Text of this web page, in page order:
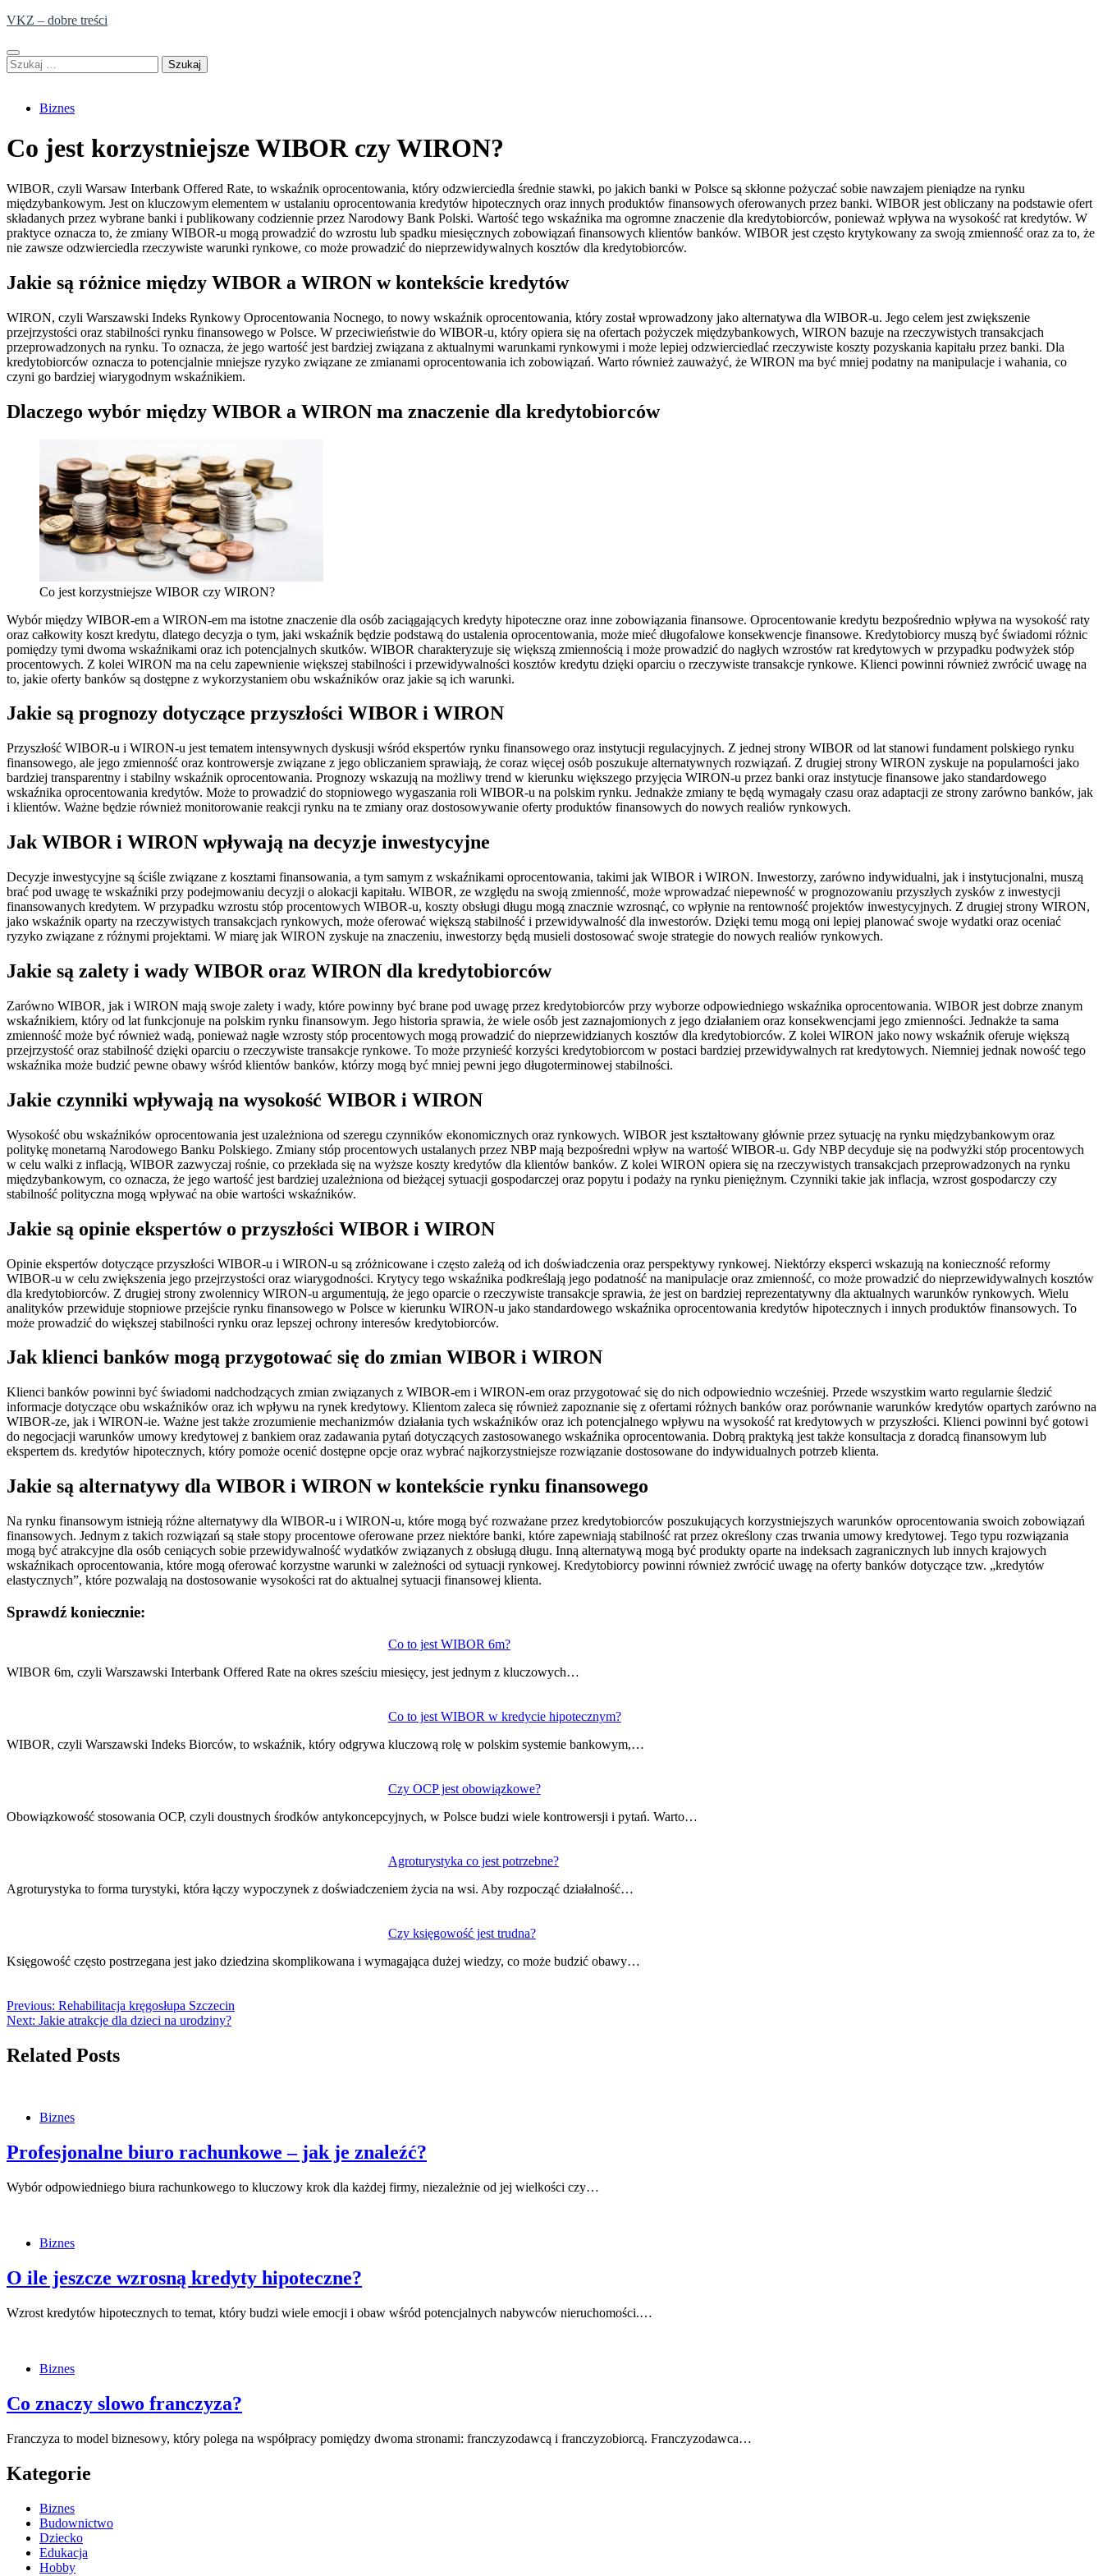
Skip
content
VKZ – dobre treści
Szukaj:
Biznes
Co jest korzystniejsze WIBOR czy WIRON?
WIBOR, czyli Warsaw Interbank Offered Rate, to wskaźnik oprocentowania, który odzwierciedla średnie stawki, po jakich banki w Polsce są skłonne pożyczać sobie nawzajem pieniądze na rynku
międzybankowym. Jest on kluczowym elementem w ustalaniu oprocentowania kredytów hipotecznych oraz innych produktów finansowych oferowanych przez banki. WIBOR jest obliczany na podstawie ofert
składanych przez wybrane banki i publikowany codziennie przez Narodowy Bank Polski. Wartość tego wskaźnika ma ogromne znaczenie dla kredytobiorców, ponieważ wpływa na wysokość rat kredytów. W
praktyce oznacza to, że zmiany WIBOR-u mogą prowadzić do wzrostu lub spadku miesięcznych zobowiązań finansowych klientów banków. WIBOR jest często krytykowany za swoją zmienność oraz za to, że
nie zawsze odzwierciedla rzeczywiste warunki rynkowe, co może prowadzić do nieprzewidywalnych kosztów dla kredytobiorców.
Jakie są różnice między WIBOR a WIRON w kontekście kredytów
WIRON, czyli Warszawski Indeks Rynkowy Oprocentowania Nocnego, to nowy wskaźnik oprocentowania, który został wprowadzony jako alternatywa dla WIBOR-u. Jego celem jest zwiększenie
przejrzystości oraz stabilności rynku finansowego w Polsce. W przeciwieństwie do WIBOR-u, który opiera się na ofertach pożyczek międzybankowych, WIRON bazuje na rzeczywistych transakcjach
przeprowadzonych na rynku. To oznacza, że jego wartość jest bardziej związana z aktualnymi warunkami rynkowymi i może lepiej odzwierciedlać rzeczywiste koszty pozyskania kapitału przez banki. Dla
kredytobiorców oznacza to potencjalnie mniejsze ryzyko związane ze zmianami oprocentowania ich zobowiązań. Warto również zauważyć, że WIRON ma być mniej podatny na manipulacje i wahania, co
czyni go bardziej wiarygodnym wskaźnikiem.
Dlaczego wybór między WIBOR a WIRON ma znaczenie dla kredytobiorców
Co jest korzystniejsze WIBOR czy WIRON?
Wybór między WIBOR-em a WIRON-em ma istotne znaczenie dla osób zaciągających kredyty hipoteczne oraz inne zobowiązania finansowe. Oprocentowanie kredytu bezpośrednio wpływa na wysokość raty
oraz całkowity koszt kredytu, dlatego decyzja o tym, jaki wskaźnik będzie podstawą do ustalenia oprocentowania, może mieć długofalowe konsekwencje finansowe. Kredytobiorcy muszą być świadomi różnic
pomiędzy tymi dwoma wskaźnikami oraz ich potencjalnych skutków. WIBOR charakteryzuje się większą zmiennością i może prowadzić do nagłych wzrostów rat kredytowych w przypadku podwyżek stóp
procentowych. Z kolei WIRON ma na celu zapewnienie większej stabilności i przewidywalności kosztów kredytu dzięki oparciu o rzeczywiste transakcje rynkowe. Klienci powinni również zwrócić uwagę na
to, jakie oferty banków są dostępne z wykorzystaniem obu wskaźników oraz jakie są ich warunki.
Jakie są prognozy dotyczące przyszłości WIBOR i WIRON
Przyszłość WIBOR-u i WIRON-u jest tematem intensywnych dyskusji wśród ekspertów rynku finansowego oraz instytucji regulacyjnych. Z jednej strony WIBOR od lat stanowi fundament polskiego rynku
finansowego, ale jego zmienność oraz kontrowersje związane z jego obliczaniem sprawiają, że coraz więcej osób poszukuje alternatywnych rozwiązań. Z drugiej strony WIRON zyskuje na popularności jako
bardziej transparentny i stabilny wskaźnik oprocentowania. Prognozy wskazują na możliwy trend w kierunku większego przyjęcia WIRON-u przez banki oraz instytucje finansowe jako standardowego
wskaźnika oprocentowania kredytów. Może to prowadzić do stopniowego wygaszania roli WIBOR-u na polskim rynku. Jednakże zmiany te będą wymagały czasu oraz adaptacji ze strony zarówno banków, jak
i klientów. Ważne będzie również monitorowanie reakcji rynku na te zmiany oraz dostosowywanie oferty produktów finansowych do nowych realiów rynkowych.
Jak WIBOR i WIRON wpływają na decyzje inwestycyjne
Decyzje inwestycyjne są ściśle związane z kosztami finansowania, a tym samym z wskaźnikami oprocentowania, takimi jak WIBOR i WIRON. Inwestorzy, zarówno indywidualni, jak i instytucjonalni, muszą
brać pod uwagę te wskaźniki przy podejmowaniu decyzji o alokacji kapitału. WIBOR, ze względu na swoją zmienność, może wprowadzać niepewność w prognozowaniu przyszłych zysków z inwestycji
finansowanych kredytem. W przypadku wzrostu stóp procentowych WIBOR-u, koszty obsługi długu mogą znacznie wzrosnąć, co wpłynie na rentowność projektów inwestycyjnych. Z drugiej strony WIRON,
jako wskaźnik oparty na rzeczywistych transakcjach rynkowych, może oferować większą stabilność i przewidywalność dla inwestorów. Dzięki temu mogą oni lepiej planować swoje wydatki oraz oceniać
ryzyko związane z różnymi projektami. W miarę jak WIRON zyskuje na znaczeniu, inwestorzy będą musieli dostosować swoje strategie do nowych realiów rynkowych.
Jakie są zalety i wady WIBOR oraz WIRON dla kredytobiorców
Zarówno WIBOR, jak i WIRON mają swoje zalety i wady, które powinny być brane pod uwagę przez kredytobiorców przy wyborze odpowiedniego wskaźnika oprocentowania. WIBOR jest dobrze znanym
wskaźnikiem, który od lat funkcjonuje na polskim rynku finansowym. Jego historia sprawia, że wiele osób jest zaznajomionych z jego działaniem oraz konsekwencjami jego zmienności. Jednakże ta sama
zmienność może być również wadą, ponieważ nagłe wzrosty stóp procentowych mogą prowadzić do nieprzewidzianych kosztów dla kredytobiorców. Z kolei WIRON jako nowy wskaźnik oferuje większą
przejrzystość oraz stabilność dzięki oparciu o rzeczywiste transakcje rynkowe. To może przynieść korzyści kredytobiorcom w postaci bardziej przewidywalnych rat kredytowych. Niemniej jednak nowość tego
wskaźnika może budzić pewne obawy wśród klientów banków, którzy mogą być mniej pewni jego długoterminowej stabilności.
Jakie czynniki wpływają na wysokość WIBOR i WIRON
Wysokość obu wskaźników oprocentowania jest uzależniona od szeregu czynników ekonomicznych oraz rynkowych. WIBOR jest kształtowany głównie przez sytuację na rynku międzybankowym oraz
politykę monetarną Narodowego Banku Polskiego. Zmiany stóp procentowych ustalanych przez NBP mają bezpośredni wpływ na wartość WIBOR-u. Gdy NBP decyduje się na podwyżki stóp procentowych
w celu walki z inflacją, WIBOR zazwyczaj rośnie, co przekłada się na wyższe koszty kredytów dla klientów banków. Z kolei WIRON opiera się na rzeczywistych transakcjach przeprowadzonych na rynku
międzybankowym, co oznacza, że jego wartość jest bardziej uzależniona od bieżącej sytuacji gospodarczej oraz popytu i podaży na rynku pieniężnym. Czynniki takie jak inflacja, wzrost gospodarczy czy
stabilność polityczna mogą wpływać na obie wartości wskaźników.
Jakie są opinie ekspertów o przyszłości WIBOR i WIRON
Opinie ekspertów dotyczące przyszłości WIBOR-u i WIRON-u są zróżnicowane i często zależą od ich doświadczenia oraz perspektywy rynkowej. Niektórzy eksperci wskazują na konieczność reformy
WIBOR-u w celu zwiększenia jego przejrzystości oraz wiarygodności. Krytycy tego wskaźnika podkreślają jego podatność na manipulacje oraz zmienność, co może prowadzić do nieprzewidywalnych kosztów
dla kredytobiorców. Z drugiej strony zwolennicy WIRON-u argumentują, że jego oparcie o rzeczywiste transakcje sprawia, że jest on bardziej reprezentatywny dla aktualnych warunków rynkowych. Wielu
analityków przewiduje stopniowe przejście rynku finansowego w Polsce w kierunku WIRON-u jako standardowego wskaźnika oprocentowania kredytów hipotecznych i innych produktów finansowych. To
może prowadzić do większej stabilności rynku oraz lepszej ochrony interesów kredytobiorców.
Jak klienci banków mogą przygotować się do zmian WIBOR i WIRON
Klienci banków powinni być świadomi nadchodzących zmian związanych z WIBOR-em i WIRON-em oraz przygotować się do nich odpowiednio wcześniej. Przede wszystkim warto regularnie śledzić
informacje dotyczące obu wskaźników oraz ich wpływu na rynek kredytowy. Klientom zaleca się również zapoznanie się z ofertami różnych banków oraz porównanie warunków kredytów opartych zarówno na
WIBOR-ze, jak i WIRON-ie. Ważne jest także zrozumienie mechanizmów działania tych wskaźników oraz ich potencjalnego wpływu na wysokość rat kredytowych w przyszłości. Klienci powinni być gotowi
do negocjacji warunków umowy kredytowej z bankiem oraz zadawania pytań dotyczących zastosowanego wskaźnika oprocentowania. Dobrą praktyką jest także konsultacja z doradcą finansowym lub
ekspertem ds. kredytów hipotecznych, który pomoże ocenić dostępne opcje oraz wybrać najkorzystniejsze rozwiązanie dostosowane do indywidualnych potrzeb klienta.
Jakie są alternatywy dla WIBOR i WIRON w kontekście rynku finansowego
Na rynku finansowym istnieją różne alternatywy dla WIBOR-u i WIRON-u, które mogą być rozważane przez kredytobiorców poszukujących korzystniejszych warunków oprocentowania swoich zobowiązań
finansowych. Jednym z takich rozwiązań są stałe stopy procentowe oferowane przez niektóre banki, które zapewniają stabilność rat przez określony czas trwania umowy kredytowej. Tego typu rozwiązania
mogą być atrakcyjne dla osób ceniących sobie przewidywalność wydatków związanych z obsługą długu. Inną alternatywą mogą być produkty oparte na indeksach zagranicznych lub innych krajowych
wskaźnikach oprocentowania, które mogą oferować korzystne warunki w zależności od sytuacji rynkowej. Kredytobiorcy powinni również zwrócić uwagę na oferty banków dotyczące tzw. „kredytów
elastycznych”, które pozwalają na dostosowanie wysokości rat do aktualnej sytuacji finansowej klienta.
Sprawdź koniecznie:
Co to jest WIBOR 6m?
WIBOR 6m, czyli Warszawski Interbank Offered Rate na okres sześciu miesięcy, jest jednym z kluczowych…
Co to jest WIBOR w kredycie hipotecznym?
WIBOR, czyli Warszawski Indeks Biorców, to wskaźnik, który odgrywa kluczową rolę w polskim systemie bankowym,…
Czy OCP jest obowiązkowe?
Obowiązkowość stosowania OCP, czyli doustnych środków antykoncepcyjnych, w Polsce budzi wiele kontrowersji i pytań. Warto…
Agroturystyka co jest potrzebne?
Agroturystyka to forma turystyki, która łączy wypoczynek z doświadczeniem życia na wsi. Aby rozpocząć działalność…
Czy księgowość jest trudna?
Księgowość często postrzegana jest jako dziedzina skomplikowana i wymagająca dużej wiedzy, co może budzić obawy…
wpisu
Previous: Rehabilitacja kręgosłupa Szczecin
Next: Jakie atrakcje dla dzieci na urodziny?
Related Posts
Biznes
Profesjonalne biuro rachunkowe – jak je znaleźć?
Wybór odpowiedniego biura rachunkowego to kluczowy krok dla każdej firmy, niezależnie od jej wielkości czy…
Biznes
O ile jeszcze wzrosną kredyty hipoteczne?
Wzrost kredytów hipotecznych to temat, który budzi wiele emocji i obaw wśród potencjalnych nabywców nieruchomości.…
Biznes
Co znaczy slowo franczyza?
Franczyza to model biznesowy, który polega na współpracy pomiędzy dwoma stronami: franczyzodawcą i franczyzobiorcą. Franczyzodawca…
Kategorie
Biznes
Budownictwo
Dziecko
Edukacja
Hobby